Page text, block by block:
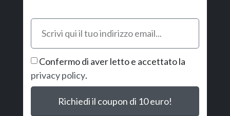
Confermo di aver letto e accettato la
privacy policy.
Richiedi il coupon di 10 euro!